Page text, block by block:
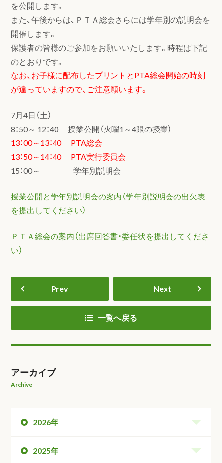
を公開します。
また、午後からは、ＰＴＡ総会さらには学年別の説明会を
開催します。
保護者の皆様のご参加をお願いいたします。時程は下記
のとおりです。
なお、お子様に配布したプリントとPTA総会開始の時刻
が違っていますので、ご注意願います。
7月4日（土）
8：50～ 12：40 授業公開（火曜1～4限の授業）
13：00～13：40 PTA総会
13：50～14：40 PTA実行委員会
15：00～ 学年別説明会
授業公開と学年別説明会の案内（学年別説明会の出欠表
を提出してください）
ＰＴＡ総会の案内（出席回答書・委任状を提出してくださ
い）
Prev Next
一覧へ戻る
アーカイブ
Archive
2026年
2025年